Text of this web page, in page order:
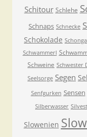
Schitour Schlehe
Schnaps Schnecke
Schokolade
Schwammerl
Schweine Schwester
Seelsorge Segen
Senfgurken Sensen
Silberwasser
Slowenien